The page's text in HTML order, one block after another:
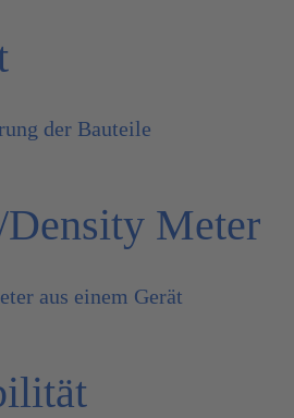
der Bauteile
Meter
aus einem Gerät